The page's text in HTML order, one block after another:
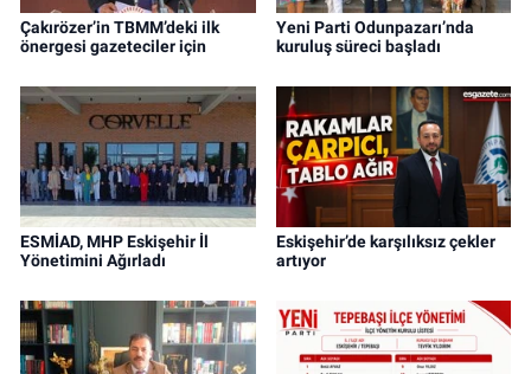
Çakırözer’in TBMM’deki ilk
önergesi gazeteciler için
Yeni Parti Odunpazarı’nda
kuruluş süreci başladı
ESMİAD, MHP Eskişehir İl
Yönetimini Ağırladı
Eskişehir’de karşılıksız çekler
artıyor